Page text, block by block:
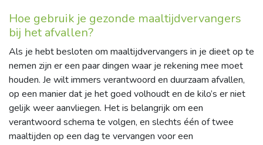
Hoe gebruik je gezonde maaltijdvervangers
bij het afvallen?
Als je hebt besloten om maaltijdvervangers in je dieet op te
nemen zijn er een paar dingen waar je rekening mee moet
houden. Je wilt immers verantwoord en duurzaam afvallen,
op een manier dat je het goed volhoudt en de kilo’s er niet
gelijk weer aanvliegen. Het is belangrijk om een
verantwoord schema te volgen, en slechts één of twee
maaltijden op een dag te vervangen voor een